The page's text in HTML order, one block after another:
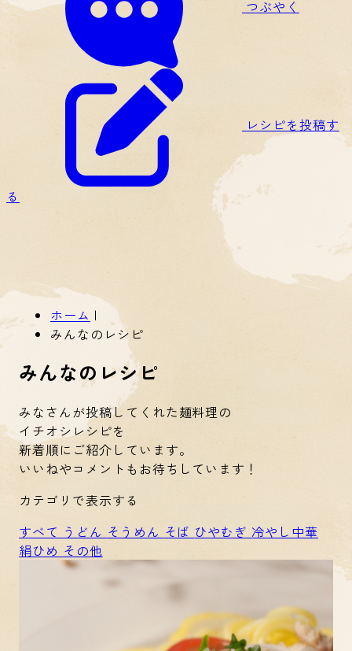
つぶやく
レシピを投稿す
る
ホーム |
みんなのレシピ
みんなのレシピ
みなさんが投稿してくれた麺料理の
イチオシレシピを
新着順にご紹介しています。
いいねやコメントもお待ちしています！
カテゴリで表示する
すべて うどん そうめん そば ひやむぎ冷やし中華
絹ひめ その他